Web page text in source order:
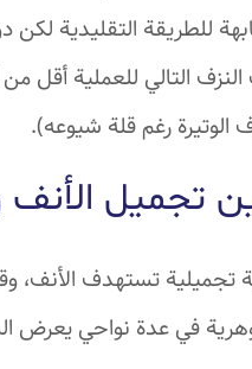
للطريقة التقليدية لكن
التالي للعملية أقل من
الوتيرة رغم قلة شيوعه).
تجميل الأنف
تجميلية تستهدف الأنف،
في عدة نواحي يعرض